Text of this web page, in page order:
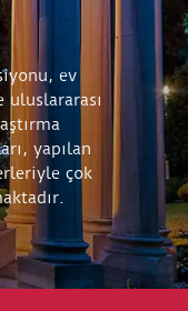
ev
uluslararası
yapılan
çok